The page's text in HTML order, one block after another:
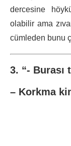
dercesine
olabilir ama
cümleden bunu
3. “- Burası
– Korkma